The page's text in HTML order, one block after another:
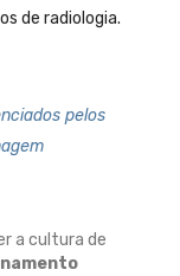
de radiologia.
pelos
a cultura de